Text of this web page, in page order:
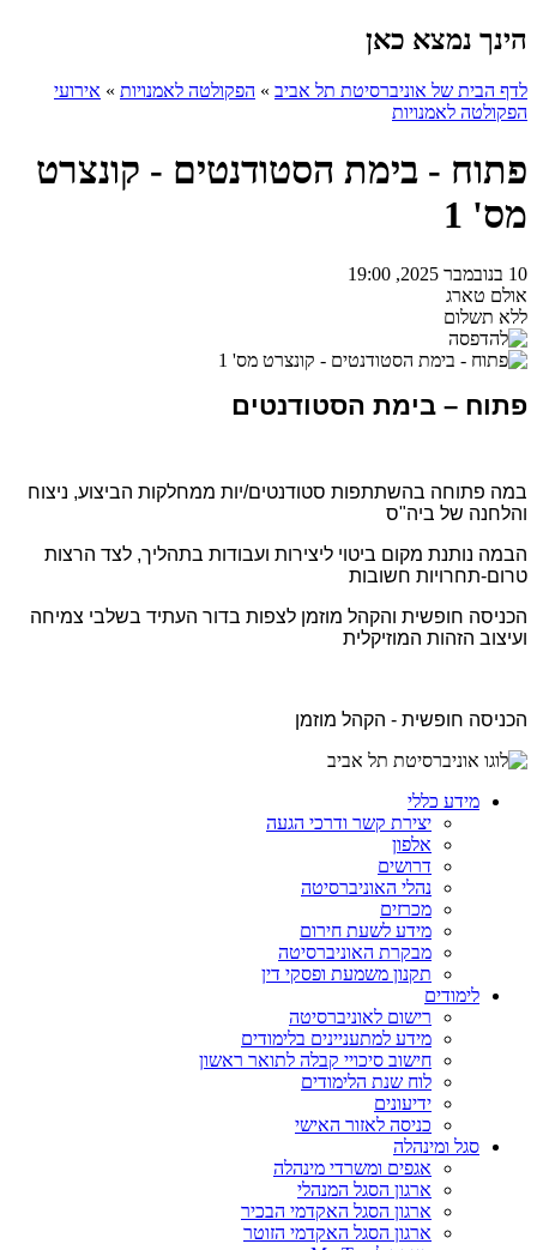
הינך נמצא כאן
לדף הבית של אוניברסיטת תל אביב » הפקולטה לאמנויות » אירועי
הפקולטה לאמנויות
פתוח - בימת הסטודנטים - קונצרט
מס' 1
10 בנובמבר 2025, 19:00
אולם טארג
ללא תשלום
פתוח – בימת הסטודנטים
במה פתוחה בהשתתפות סטודנטים/יות ממחלקות הביצוע, ניצוח
והלחנה של ביה"ס
הבמה נותנת מקום ביטוי ליצירות ועבודות בתהליך, לצד הרצות
טרום-תחרויות חשובות
הכניסה חופשית והקהל מוזמן לצפות בדור העתיד בשלבי צמיחה
ועיצוב הזהות המוזיקלית
הכניסה חופשית - הקהל מוזמן
מידע כללי
יצירת קשר ודרכי הגעה
אלפון
דרושים
נהלי האוניברסיטה
מכרזים
מידע לשעת חירום
מבקרת האוניברסיטה
תקנון משמעת ופסקי דין
לימודים
רישום לאוניברסיטה
מידע למתעניינים בלימודים
חישוב סיכויי קבלה לתואר ראשון
לוח שנת הלימודים
ידיעונים
כניסה לאזור האישי
סגל ומינהלה
אגפים ומשרדי מינהלה
ארגון הסגל המנהלי
ארגון הסגל האקדמי הבכיר
ארגון הסגל האקדמי הזוטר